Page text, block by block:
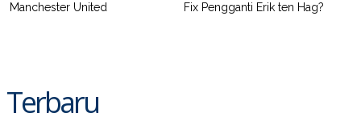
Manchester United
Fix Pengganti Erik ten Hag?
Terbaru